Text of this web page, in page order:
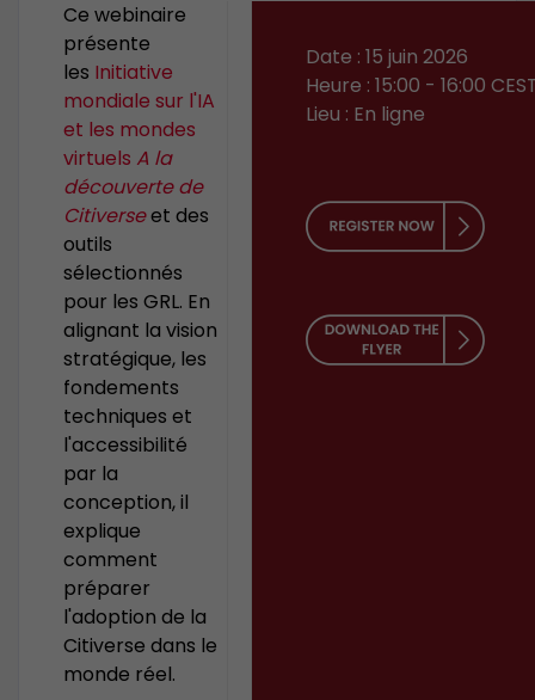
Ce webinaire
présente
les Initiative
mondiale sur l'IA
et les mondes
virtuels A la
découverte de
Citiverseet des
outils
sélectionnés
pour les GRL. En
alignant la vision
stratégique, les
fondements
techniques et
l'accessibilité
par la
conception, il
explique
comment
préparer
l'adoption de la
Citiverse dans le
monde réel.
Date : 15 juin 2026
Heure : 15:00 - 16:00
Lieu : En ligne